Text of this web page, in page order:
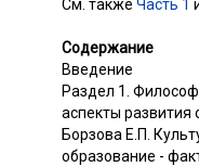
См. также Часть 1
Содержание
Введение
Раздел 1.
аспекты развития
Борзова Е.П.
образование -